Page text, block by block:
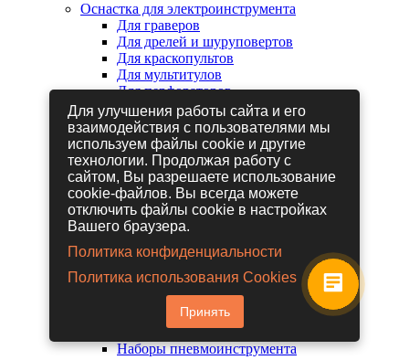
Оснастка для электроинструмента
Для граверов
Для дрелей и шуруповертов
Для краскопультов
Для мультитулов
Для перфораторов
Для сабельных пил
Для строительных фенов
Для фрезеров
Для шлифовальных машин
Для электрических лобзиков
Для электрических ножниц
Для электрических пил
Для электрических рубанков
Гайковерты пневматические
Дрели пневматические
Другие пневмоинструменты
Заклепочники пневматические
Наборы пневмоинструмента
Для улучшения работы сайта и его
взаимодействия с пользователями мы
используем файлы cookie и другие
технологии. Продолжая работу с
сайтом, Вы разрешаете использование
cookie-файлов. Вы всегда можете
отключить файлы cookie в настройках
Вашего браузера.
Политика конфиденциальности
Политика использования Cookies
Принять